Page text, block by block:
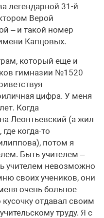
легендарной 31-й
Верой
– и такой номер
Капцовых.
который еще и
гимназии №1520
цифра. У меня
Когда
Леонтьевский (а жил
когда-то
потом я
Быть учителем –
учителем невозможно
своих учеников, они
очень больное
кусочку отдавал своим
труду. Я с